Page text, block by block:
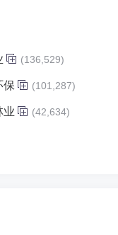
(136,529)
保 (101,287)
业 (42,634)